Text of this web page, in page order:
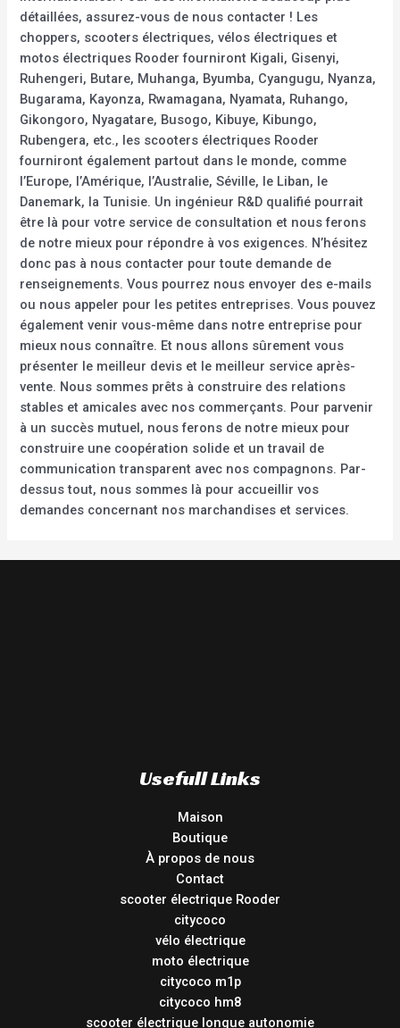
détaillées, assurez-vous de nous contacter ! Les
choppers, scooters électriques, vélos électriques et
motos électriques Rooder fourniront Kigali, Gisenyi,
Ruhengeri, Butare, Muhanga, Byumba, Cyangugu, Nyanza,
Bugarama, Kayonza, Rwamagana, Nyamata, Ruhango,
Gikongoro, Nyagatare, Busogo, Kibuye, Kibungo,
Rubengera, etc., les scooters électriques Rooder
fourniront également partout dans le monde, comme
l’Europe, l’Amérique, l’Australie, Séville, le Liban, le
Danemark, la Tunisie. Un ingénieur R&D qualifié pourrait
être là pour votre service de consultation et nous ferons
de notre mieux pour répondre à vos exigences. N’hésitez
donc pas à nous contacter pour toute demande de
renseignements. Vous pourrez nous envoyer des e-mails
ou nous appeler pour les petites entreprises. Vous pouvez
également venir vous-même dans notre entreprise pour
mieux nous connaître. Et nous allons sûrement vous
présenter le meilleur devis et le meilleur service après-
vente. Nous sommes prêts à construire des relations
stables et amicales avec nos commerçants. Pour parvenir
à un succès mutuel, nous ferons de notre mieux pour
construire une coopération solide et un travail de
communication transparent avec nos compagnons. Par-
dessus tout, nous sommes là pour accueillir vos
demandes concernant nos marchandises et services.
Usefull Links
Maison
Boutique
À propos de nous
Contact
scooter électrique Rooder
citycoco
vélo électrique
moto électrique
citycoco m1p
citycoco hm8
scooter électrique longue autonomie